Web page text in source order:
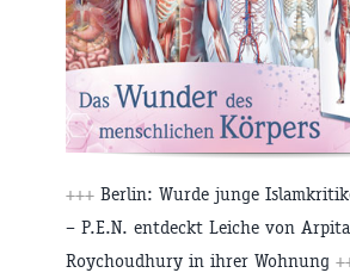
+++ Berlin: Wurde junge
– P.E.N. entdeckt Leiche von Arpita
Roychoudhury in ihrer Wohnung